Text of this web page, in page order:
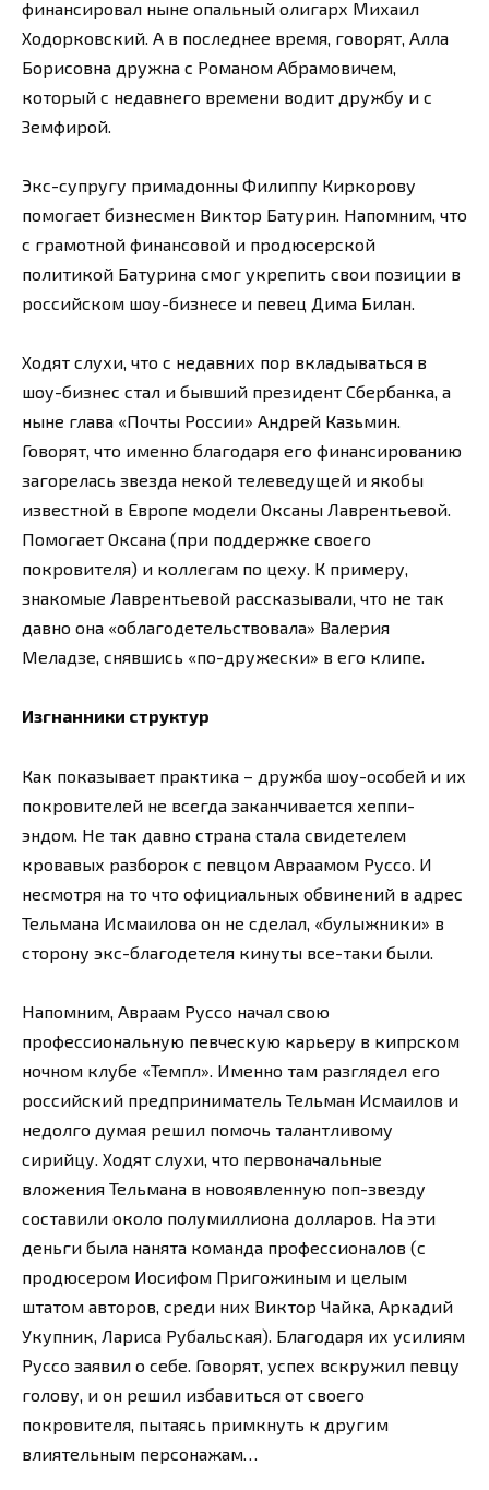
финансировал ныне опальный олигарх Михаил
Ходорковский. А в последнее время, говорят, Алла
Борисовна дружна с Романом Абрамовичем,
который с недавнего времени водит дружбу и с
Земфирой.
Экс-супругу примадонны Филиппу Киркорову
помогает бизнесмен Виктор Батурин. Напомним, что
с грамотной финансовой и продюсерской
политикой Батурина смог укрепить свои позиции в
россий­ском шоу-бизнесе и певец Дима Билан.
Ходят слухи, что с недавних пор вкладываться в
шоу-бизнес стал и бывший президент Сбербанка, а
ныне глава «Почты России» Андрей Казьмин.
Говорят, что именно благодаря его финансированию
загорелась звезда некой телеведущей и якобы
известной в Европе модели Оксаны Лаврентьевой.
Помогает Оксана (при поддержке своего
покровителя) и коллегам по цеху. К примеру,
знакомые Лаврентьевой рассказывали, что не так
давно она «облагодетельствовала» Валерия
Меладзе, снявшись «по-дружески» в его клипе.
Изгнанники структур
Как показывает практика – дружба шоу-особей и их
покровителей не всегда заканчивается хеппи-
эндом. Не так давно страна стала свидетелем
кровавых разборок с певцом Авраамом Руссо. И
несмотря на то что официальных обвинений в адрес
Тельмана Исмаилова он не сделал, «булыжники» в
сторону экс-благодетеля кинуты все-таки были.
Напомним, Авраам Руссо начал свою
профессиональную певческую карьеру в кипрском
ночном клубе «Темпл». Именно там разглядел его
российский предприниматель Тельман Исмаилов и
недолго думая решил помочь талантливому
сирийцу. Ходят слухи, что первоначальные
вложения Тельмана в новоявленную поп-звезду
составили около полумиллиона долларов. На эти
деньги была нанята команда профессионалов (с
продюсером Иосифом Пригожиным и целым
штатом авторов, среди них Виктор Чайка, Аркадий
Укупник, Лариса Рубальская). Благодаря их усилиям
Руссо заявил о себе. Говорят, успех вскружил певцу
голову, и он решил избавиться от своего
покровителя, пытаясь примкнуть к другим
влиятельным персонажам…